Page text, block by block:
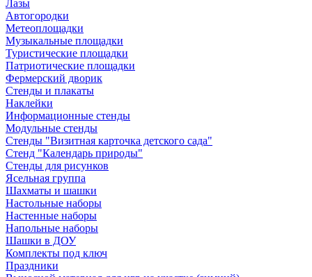
Лазы
Автогородки
Метеоплощадки
Музыкальные площадки
Туристические площадки
Патриотические площадки
Фермерский дворик
Стенды и плакаты
Наклейки
Информационные стенды
Модульные стенды
Стенды "Визитная карточка детского сада"
Стенд "Календарь природы"
Стенды для рисунков
Ясельная группа
Шахматы и шашки
Настольные наборы
Настенные наборы
Напольные наборы
Шашки в ДОУ
Комплекты под ключ
Праздники